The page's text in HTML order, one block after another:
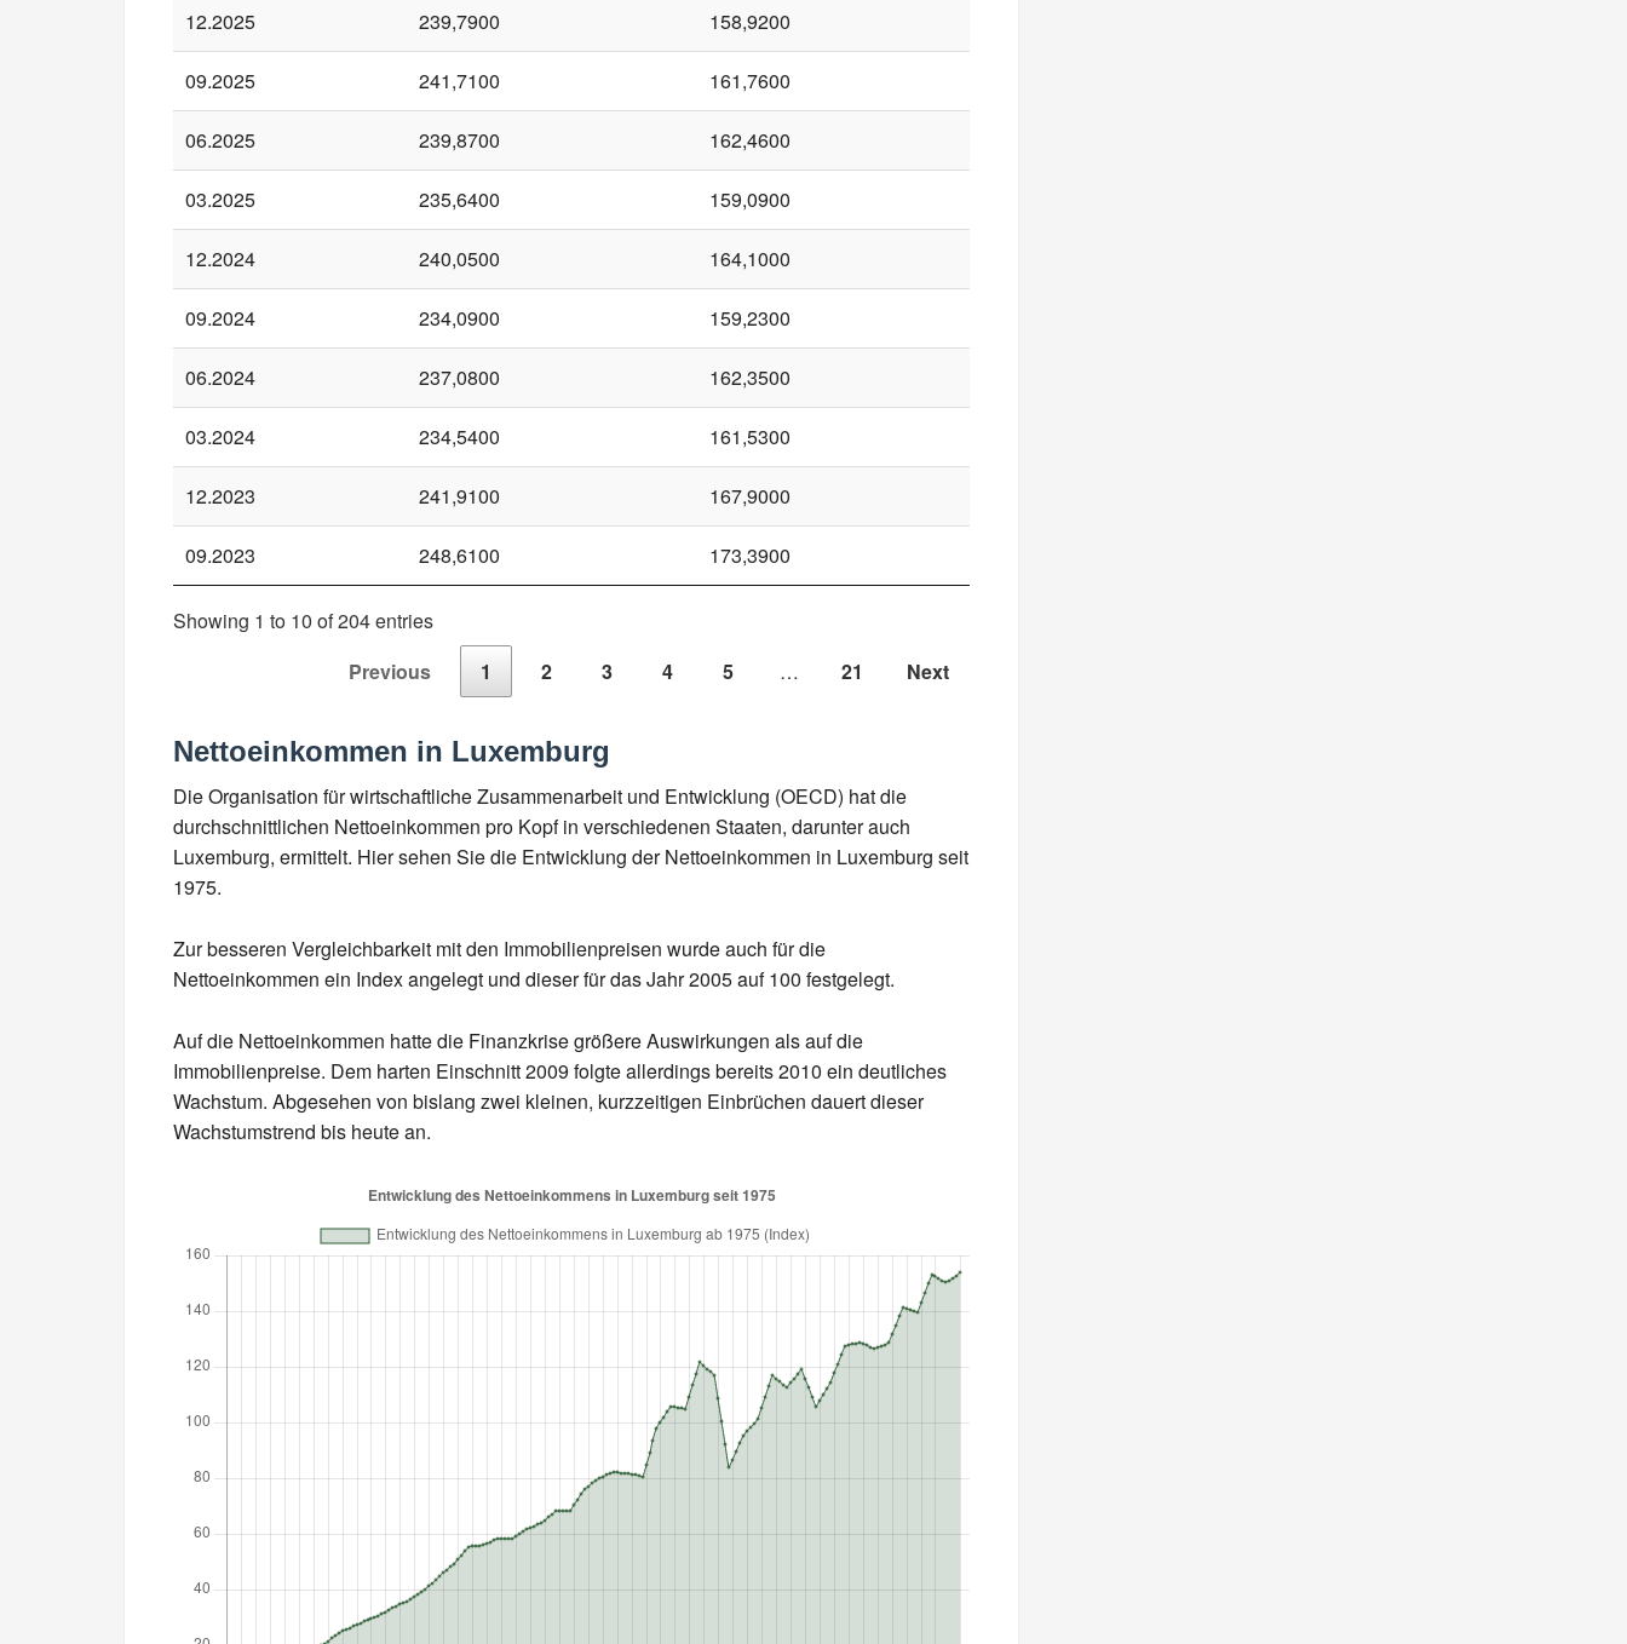
12.2025 239,7900 158,9200
09.2025 241,7100 161,7600
06.2025 239,8700 162,4600
03.2025 235,6400 159,0900
12.2024 240,0500 164,1000
09.2024 234,0900 159,2300
06.2024 237,0800 162,3500
03.2024 234,5400 161,5300
12.2023 241,9100 167,9000
09.2023 248,6100 173,3900
Showing 1 to 10 of 204 entries
Previous
1 2 3 4 5 … 21 Next
Nettoeinkommen in Luxemburg
Die Organisation für wirtschaftliche Zusammenarbeit und Entwicklung (OECD) hat die
durchschnittlichen Nettoeinkommen pro Kopf in verschiedenen Staaten, darunter auch
Luxemburg, ermittelt. Hier sehen Sie die Entwicklung der Nettoeinkommen in Luxemburg seit
1975.
Zur besseren Vergleichbarkeit mit den Immobilienpreisen wurde auch für die
Nettoeinkommen ein Index angelegt und dieser für das Jahr 2005 auf 100 festgelegt.
Auf die Nettoeinkommen hatte die Finanzkrise größere Auswirkungen als auf die
Immobilienpreise. Dem harten Einschnitt 2009 folgte allerdings bereits 2010 ein deutliches
Wachstum. Abgesehen von bislang zwei kleinen, kurzzeitigen Einbrüchen dauert dieser
Wachstumstrend bis heute an.